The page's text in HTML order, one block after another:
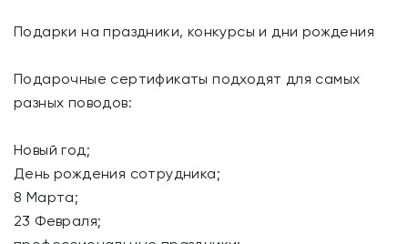
Подарки на праздники, конкурсы и дни рождения
Подарочные сертификаты подходят для самых
разных поводов:
Новый год;
День рождения сотрудника;
8 Марта;
23 Февраля;